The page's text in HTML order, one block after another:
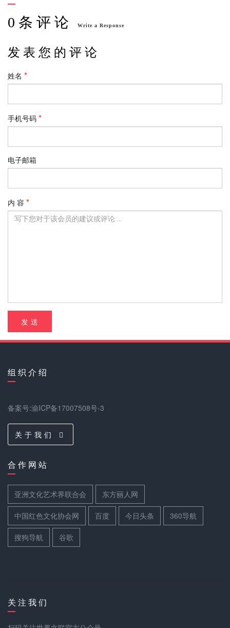
0 条 评 论 Write a Response
发 表 您 的 评 论
姓名
手机号码
电子邮箱
内 容
发 送
组 织 介 绍
备案号:渝ICP备17007508号-3
关 于 我 们
合 作 网 站
亚洲文化艺术界联合会 东方丽人网
中国红色文化协会网 百度 今日头条 360导航
搜狗导航 谷歌
关 注 我 们